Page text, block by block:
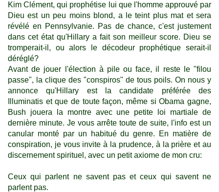
Kim Clément, qui prophétise lui que l'homme approuvé par
Dieu est un peu moins blond, a le teint plus mat et sera
révélé en Pennsylvanie. Pas de chance, c'est justement
dans cet état qu'Hillary a fait son meilleur score. Dieu se
tromperait-il, ou alors le décodeur prophétique serait-il
déréglé?
Avant de jouer l'élection à pile ou face, il reste le "filou
passe", la clique des "conspiros" de tous poils. On nous y
annonce qu'Hillary est
la candidate préférée
des
Illuminatis et que de toute façon, même si Obama gagne,
Bush jouera la montre avec une petite loi martiale de
dernière minute. Je vous arrête toute de suite, l'info est un
canular monté par un habitué du genre. En matière de
conspiration, je vous invite à la prudence, à la prière et au
discernement spirituel, avec un petit axiome de mon cru:
Ceux qui parlent ne savent pas et ceux qui savent ne
parlent pas.